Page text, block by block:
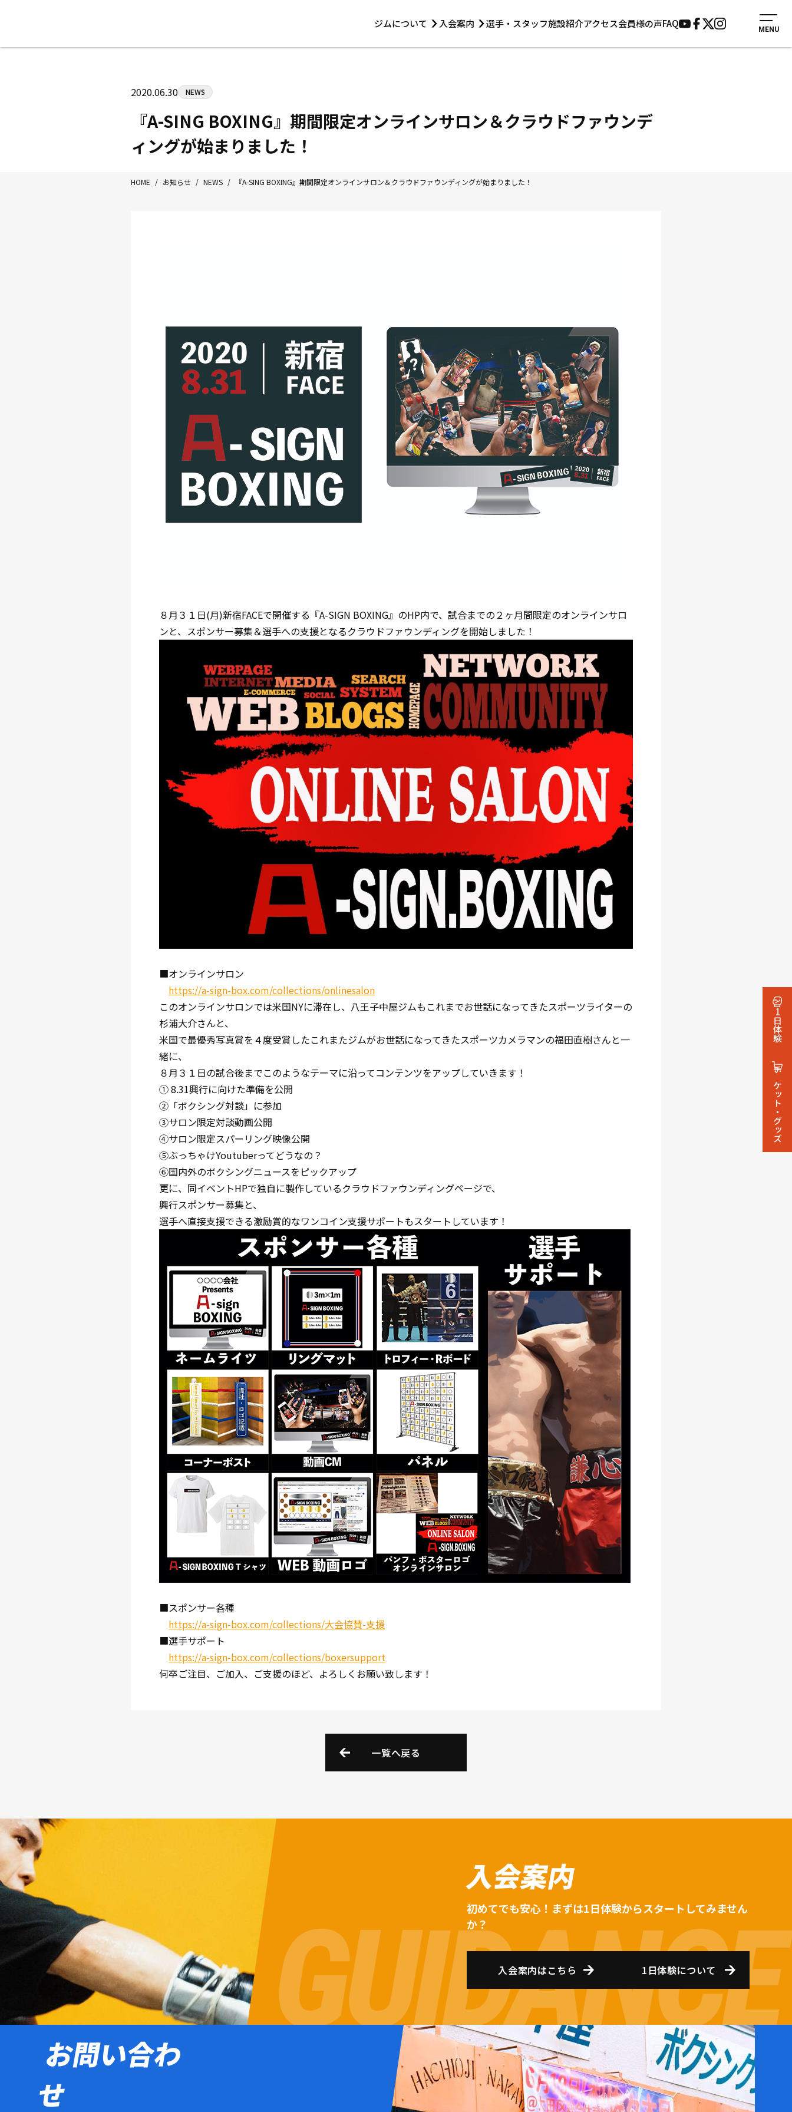
1日体験
チケット・グッズ
ジムについて 入会案内 選手・スタッフ施設紹介アクセス会員様の声FAQ MENU
Tel/Fax：042-622-7222
選手・スタッフ
アクセス
2020.06.30 NEWS
『A-SING BOXING』期間限定オンラインサロン＆クラウドファウンデ
ィングが始まりました！
HOME / お知らせ / NEWS / 『A-SING BOXING』期間限定オンラインサロン＆クラウドファウンディングが始まりました！
８月３１日(月)新宿FACEで開催する『A-SIGN BOXING』のHP内で、試合までの２ヶ月間限定のオンラインサロ
ンと、スポンサー募集＆選手への支援となるクラウドファウンディングを開始しました！
■オンラインサロン
https://a-sign-box.com/collections/onlinesalon
このオンラインサロンでは米国NYに滞在し、八王子中屋ジムもこれまでお世話になってきたスポーツライターの
杉浦大介さんと、
米国で最優秀写真賞を４度受賞したこれまたジムがお世話になってきたスポーツカメラマンの福田直樹さんと一
緒に、
８月３１日の試合後までこのようなテーマに沿ってコンテンツをアップしていきます！
① 8.31興行に向けた準備を公開
②「ボクシング対談」に参加
③サロン限定対談動画公開
④サロン限定スパーリング映像公開
⑤ぶっちゃけYoutuberってどうなの？
⑥国内外のボクシングニュースをピックアップ
更に、同イベントHPで独自に製作しているクラウドファウンディングページで、
興行スポンサー募集と、
選手へ直接支援できる激励賞的なワンコイン支援サポートもスタートしています！
■スポンサー各種
https://a-sign-box.com/collections/大会協賛-支援
■選手サポート
https://a-sign-box.com/collections/boxersupport
何卒ご注目、ご加入、ご支援のほど、よろしくお願い致します！
一覧へ戻る
入会案内
初めてでも安心！まずは1日体験からスタートしてみません
か？
入会案内はこちら 1日体験について
お問い合わ
せ